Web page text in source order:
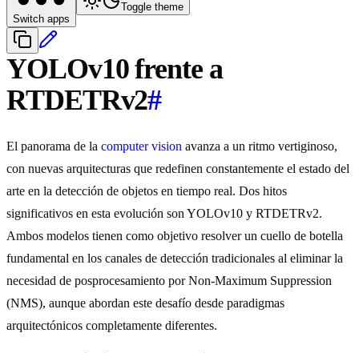
Switch apps
Toggle theme
YOLOv10 frente a
RTDETRv2#
El panorama de la computer vision avanza a un ritmo vertiginoso,
con nuevas arquitecturas que redefinen constantemente el estado del
arte en la detección de objetos en tiempo real. Dos hitos
significativos en esta evolución son YOLOv10 y RTDETRv2.
Ambos modelos tienen como objetivo resolver un cuello de botella
fundamental en los canales de detección tradicionales al eliminar la
necesidad de posprocesamiento por Non-Maximum Suppression
(NMS), aunque abordan este desafío desde paradigmas
arquitectónicos completamente diferentes.